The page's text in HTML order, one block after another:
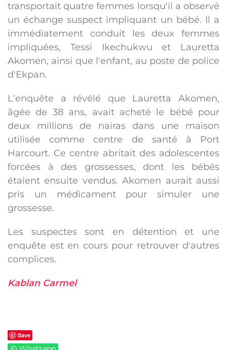
transportait quatre femmes lorsqu'il a observé
un échange suspect impliquant un bébé. Il a
immédiatement conduit les deux femmes
impliquées, Tessi Ikechukwu et Lauretta
Akomen, ainsi que l'enfant, au poste de police
d'Ekpan.
L'enquête a révélé que Lauretta Akomen,
âgée de 38 ans, avait acheté le bébé pour
deux millions de nairas dans une maison
utilisée comme centre de santé à Port
Harcourt. Ce centre abritait des adolescentes
forcées à des grossesses, dont les bébés
étaient ensuite vendus. Akomen aurait aussi
pris un médicament pour simuler une
grossesse.
Les suspectes sont en détention et une
enquête est en cours pour retrouver d'autres
complices.
Kablan Carmel
Save